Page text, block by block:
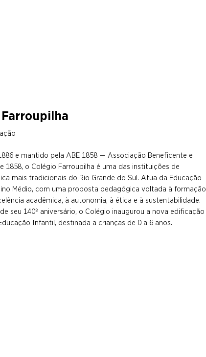
e mantido pela ABE 1858 — Associação Beneficente e
1858, o Colégio Farroupilha é uma das instituições de
mais tradicionais do Rio Grande do Sul. Atua da Educação
Médio, com uma proposta pedagógica voltada à formação
acadêmica, à autonomia, à ética e à sustentabilidade.
seu 140º aniversário, o Colégio inaugurou a nova edificação
Infantil, destinada a crianças de 0 a 6 anos.